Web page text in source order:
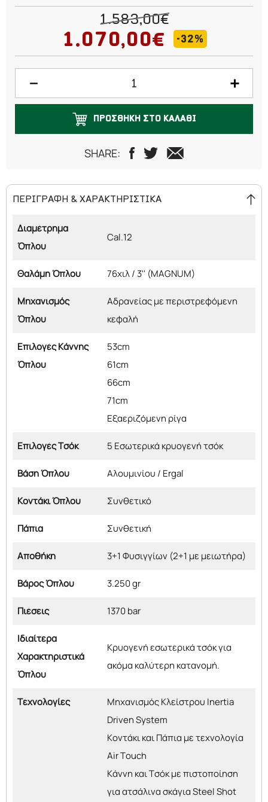
53cm
66cm
71cm
1.583,00€
1.070,00€ -32%
ΠΡΟΣΘΗΚΗ ΣΤΟ ΚΑΛΑΘΙ
SHARE:
ΠΕΡΙΓΡΑΦΗ & ΧΑΡΑΚΤΗΡΙΣΤΙΚΑ
Διαμέτρημα
Όπλου
Cal.12
Θαλάμη Όπλου 76χιλ / 3'' (MAGNUM)
Μηχανισμός
Όπλου
Αδρανείας με περιστρεφόμενη
κεφαλή
Επιλογές Κάννης
Όπλου
53cm
61cm
66cm
71cm
Εξαεριζόμενη ρίγα
Επιλογές Τσόκ 5 Εσωτερικά κρυογενή τσόκ
Βάση Όπλου Αλουμινίου / Ergal
Κοντάκι Όπλου Συνθετικό
Πάπια Συνθετική
Αποθήκη 3+1 Φυσιγγίων (2+1 με μειωτήρα)
Βάρος Όπλου 3.250 gr
Πιέσεις 1370 bar
Ιδιαίτερα
Χαρακτηριστικά
Όπλου
Κρυογενή εσωτερικά τσόκ για
ακόμα καλύτερη κατανομή.
Τεχνολογίες
Μηχανισμός Κλείστρου Inertia
Driven System
Κοντάκι και Πάπια με τεχνολογία
Air Touch
Κάννη και Τσόκ με πιστοποίηση
για ατσάλινα σκάγια Steel Shot